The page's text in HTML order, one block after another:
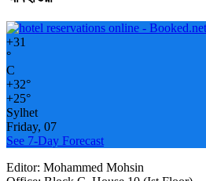
+31
°
C
+32°
+25°
Sylhet
Friday, 07
See 7-Day Forecast
Editor: Mohammed Mohsin